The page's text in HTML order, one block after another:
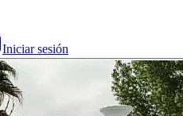
Iniciar sesión